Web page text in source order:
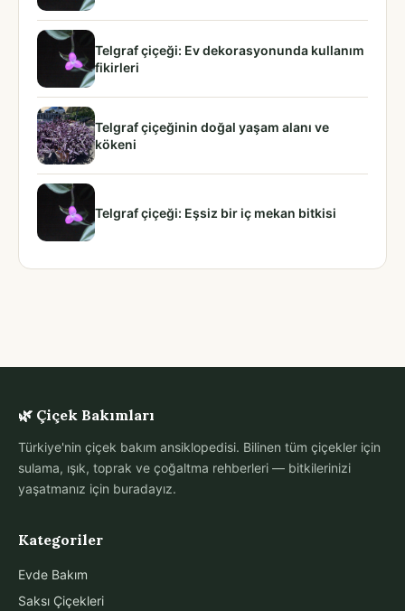
Telgraf çiçeği: Ev dekorasyonunda kullanım
fikirleri
Telgraf çiçeğinin doğal yaşam alanı ve
kökeni
Telgraf çiçeği: Eşsiz bir iç mekan bitkisi
🌿 Çiçek Bakımları
Türkiye'nin çiçek bakım ansiklopedisi. Bilinen tüm çiçekler için
sulama, ışık, toprak ve çoğaltma rehberleri — bitkilerinizi
yaşatmanız için buradayız.
Kategoriler
Evde Bakım
Saksı Çiçekleri